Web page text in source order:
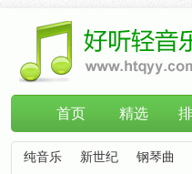
首页 精选
纯音乐 新世纪 钢琴曲